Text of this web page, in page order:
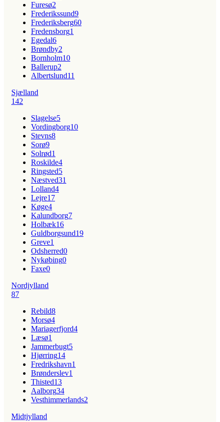
Furesø2
Frederikssund9
Frederiksberg60
Fredensborg1
Egedal6
Brøndby2
Bornholm10
Ballerup2
Albertslund11
Sjælland
142
Slagelse5
Vordingborg10
Stevns8
Sorø9
Solrød1
Roskilde4
Ringsted5
Næstved31
Lolland4
Lejre17
Køge4
Kalundborg7
Holbæk16
Guldborgsund19
Greve1
Odsherred0
Nykøbing0
Faxe0
Nordjylland
87
Rebild8
Morsø4
Mariagerfjord4
Læsø1
Jammerbugt5
Hjørring14
Fredrikshavn1
Brønderslev1
Thisted13
Aalborg34
Vesthimmerlands2
Midtjylland